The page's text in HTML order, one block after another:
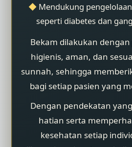
◆Mendukung
seperti diabetes dan
Bekam dilakukan
higienis, aman, dan
sunnah, sehingga
bagi setiap pasien yang
Dengan pendekatan
hatian serta
kesehatan setiap